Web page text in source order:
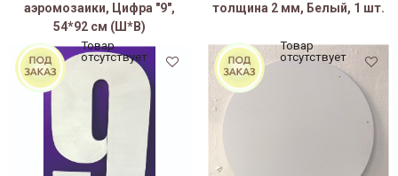
аэромозаики, Цифра "9",
54*92 см (Ш*В)
Товар
отсутствует
толщина 2 мм, Белый, 1 шт.
Товар
отсутствует